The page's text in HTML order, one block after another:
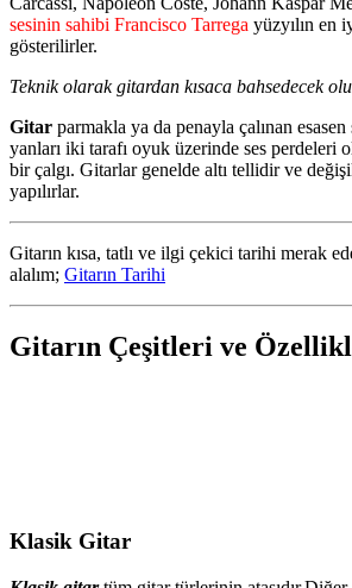
sesinin sahibi Francisco Tarrega yüzyılın en
gösterilirler.
Teknik olarak gitardan kısaca bahsedecek
Gitar parmakla ya da penayla çalınan
yanları iki tarafı oyuk üzerinde ses perdeleri
bir çalgı. Gitarlar genelde altı tellidir ve
yapılırlar.
Gitarın kısa, tatlı ve ilgi çekici tarihi merak
alalım; Gitarın Tarihi
Gitarın Çeşitleri ve
Klasik Gitar